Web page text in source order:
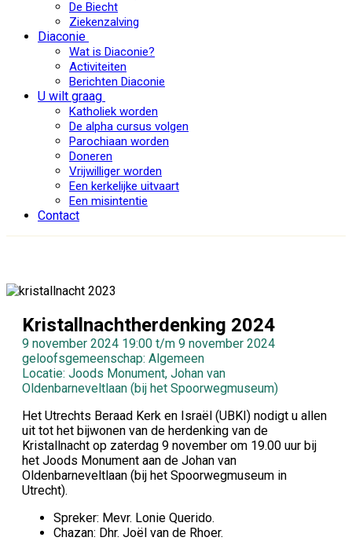
De Biecht
Ziekenzalving
Diaconie
Wat is Diaconie?
Activiteiten
Berichten Diaconie
U wilt graag
Katholiek worden
De alpha cursus volgen
Parochiaan worden
Doneren
Vrijwilliger worden
Een kerkelijke uitvaart
Een misintentie
Contact
Kristallnachtherdenking 2024
9 november 2024 19:00 t/m 9 november 2024
geloofsgemeenschap: Algemeen
Locatie: Joods Monument, Johan van
Oldenbarneveltlaan (bij het Spoorwegmuseum)
Het Utrechts Beraad Kerk en Israël (UBKI) nodigt u allen
uit tot het bijwonen van de herdenking van de
Kristallnacht op zaterdag 9 november om 19.00 uur bij
het Joods Monument aan de Johan van
Oldenbarneveltlaan (bij het Spoorwegmuseum in
Utrecht).
Spreker: Mevr. Lonie Querido.
Chazan: Dhr. Joël van de Rhoer.